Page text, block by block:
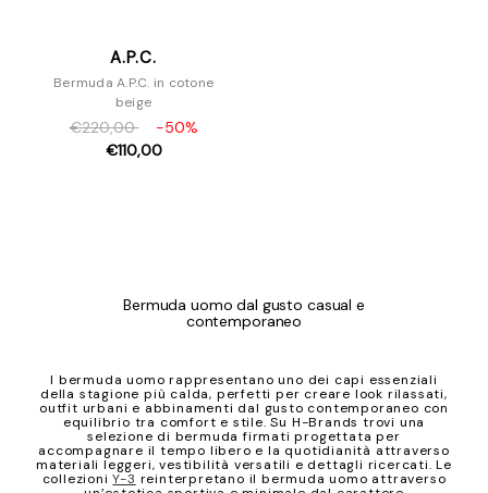
A.P.C.
Bermuda A.P.C. in cotone
beige
€220,00
-50%
€110,00
Bermuda uomo dal gusto casual e
contemporaneo
I bermuda uomo rappresentano uno dei capi essenziali
della stagione più calda, perfetti per creare look rilassati,
outfit urbani e abbinamenti dal gusto contemporaneo con
equilibrio tra comfort e stile. Su H-Brands trovi una
selezione di bermuda firmati progettata per
accompagnare il tempo libero e la quotidianità attraverso
materiali leggeri, vestibilità versatili e dettagli ricercati. Le
collezioniY-3 reinterpretano il bermuda uomo attraverso